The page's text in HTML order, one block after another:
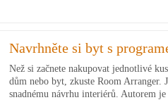
Navrhněte si byt s
Než si začnete nakupovat jednotlivé
dům nebo byt, zkuste Room Arranger.
snadnému návrhu interiérů. Autorem